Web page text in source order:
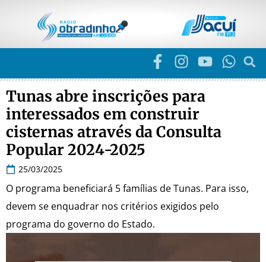
Tunas abre inscrições para
interessados em construir
cisternas através da Consulta
Popular 2024-2025
25/03/2025
O programa beneficiará 5 famílias de Tunas. Para isso,
devem se enquadrar nos critérios exigidos pelo
programa do governo do Estado.